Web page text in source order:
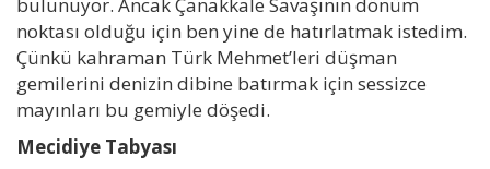
noktası olduğu için ben yine de hatırlatmak istedim.
Çünkü kahraman Türk Mehmet’leri düşman
gemilerini denizin dibine batırmak için sessizce
mayınları bu gemiyle döşedi.
Mecidiye Tabyası